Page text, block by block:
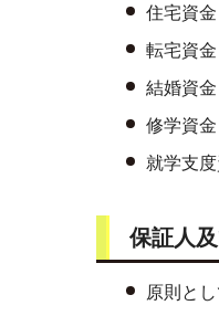
住宅資金
転宅資金
結婚資金
修学資金
就学支
保証人
原則と